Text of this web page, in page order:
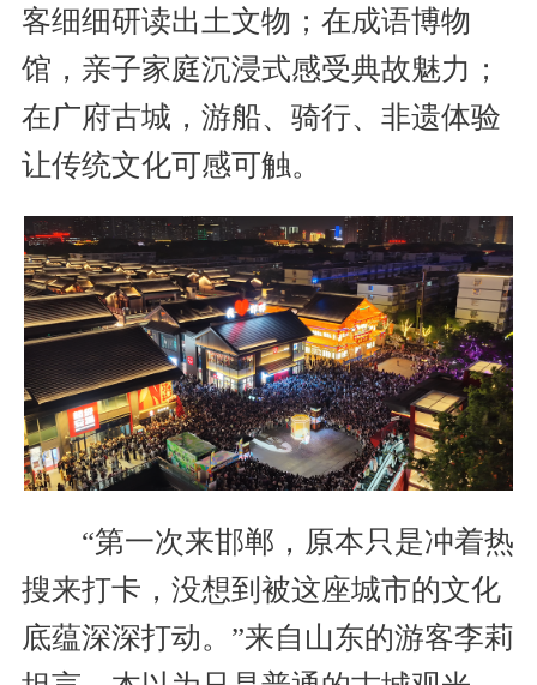
客细细研读出土文物；在成语博物
馆，亲子家庭沉浸式感受典故魅力；
在广府古城，游船、骑行、非遗体验
让传统文化可感可触。
“第一次来邯郸，原本只是冲着热
搜来打卡，没想到被这座城市的文化
底蕴深深打动。”来自山东的游客李莉